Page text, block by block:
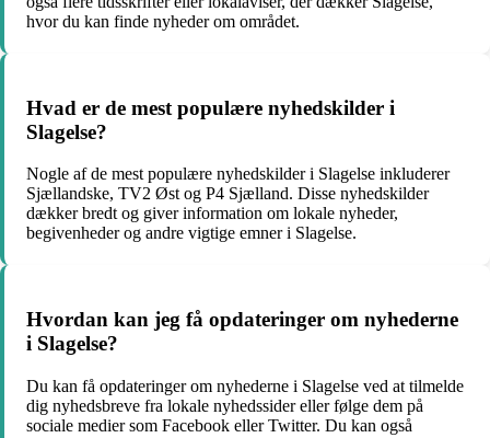
hvor du kan finde nyheder om området.
Hvad er de mest populære nyhedskilder i
Slagelse?
Nogle af de mest populære nyhedskilder i Slagelse inkluderer
Sjællandske, TV2 Øst og P4 Sjælland. Disse nyhedskilder
dækker bredt og giver information om lokale nyheder,
begivenheder og andre vigtige emner i Slagelse.
Hvordan kan jeg få opdateringer om nyhederne
i Slagelse?
Du kan få opdateringer om nyhederne i Slagelse ved at tilmelde
dig nyhedsbreve fra lokale nyhedssider eller følge dem på
sociale medier som Facebook eller Twitter. Du kan også